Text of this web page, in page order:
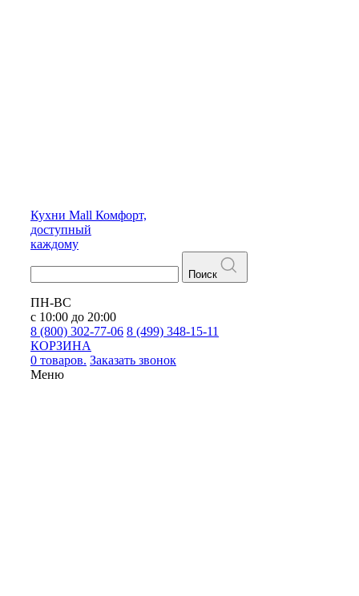
Кухни Mall Комфорт,
доступный
каждому
Поиск
ПН-ВС
с 10:00 до 20:00
8 (800) 302-77-06 8 (499) 348-15-11
КОРЗИНА
0 товаров. Заказать звонок
Меню